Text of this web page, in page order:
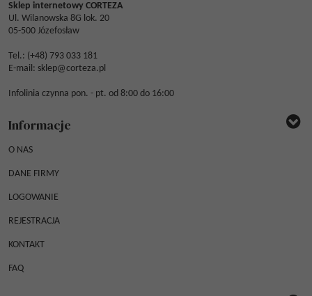
Sklep internetowy CORTEZA
Ul. Wilanowska 8G lok. 20
05-500 Józefosław
Tel.: (+48) 793 033 181
E-mail: sklep@corteza.pl
Infolinia czynna pon. - pt. od 8:00 do 16:00
Informacje
O NAS
DANE FIRMY
LOGOWANIE
REJESTRACJA
KONTAKT
FAQ